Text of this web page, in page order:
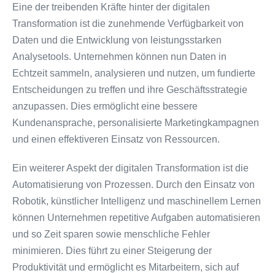
Eine der treibenden Kräfte hinter der digitalen
Transformation ist die zunehmende Verfügbarkeit von
Daten und die Entwicklung von leistungsstarken
Analysetools. Unternehmen können nun Daten in
Echtzeit sammeln, analysieren und nutzen, um fundierte
Entscheidungen zu treffen und ihre Geschäftsstrategie
anzupassen. Dies ermöglicht eine bessere
Kundenansprache, personalisierte Marketingkampagnen
und einen effektiveren Einsatz von Ressourcen.
Ein weiterer Aspekt der digitalen Transformation ist die
Automatisierung von Prozessen. Durch den Einsatz von
Robotik, künstlicher Intelligenz und maschinellem Lernen
können Unternehmen repetitive Aufgaben automatisieren
und so Zeit sparen sowie menschliche Fehler
minimieren. Dies führt zu einer Steigerung der
Produktivität und ermöglicht es Mitarbeitern, sich auf